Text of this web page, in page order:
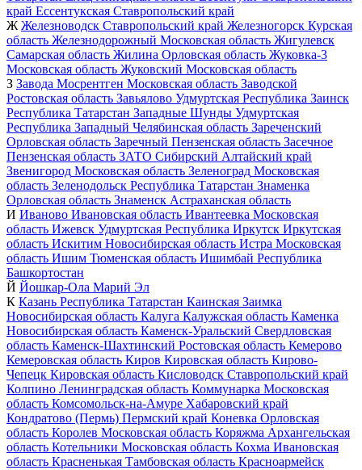
край Ессентукская Ставропольский край
Ж Железноводск Ставропольский край Железногорск Курская
область Железнодорожный Московская область Жигулевск
Самарская область Жилина Орловская область Жуковка-3
Московская область Жуковский Московская область
З Завода Мосрентген Московская область Заводской
Ростовская область Завьялово Удмуртская Республика Заинск
Республика Татарстан Западные Шунды Удмуртская
Республика Западный Челябинская область Зареченский
Орловская область Заречный Пензенская область Засечное
Пензенская область ЗАТО Сибирский Алтайский край
Звенигород Московская область Зеленоград Московская
область Зеленодольск Республика Татарстан Знаменка
Орловская область Знаменск Астраханская область
И Иваново Ивановская область Ивантеевка Московская
область Ижевск Удмуртская Республика Иркутск Иркутская
область Искитим Новосибирская область Истра Московская
область Ишим Тюменская область Ишимбай Республика
Башкортостан
Й Йошкар-Ола Марий Эл
К Казань Республика Татарстан Каинская Заимка
Новосибирская область Калуга Калужская область Каменка
Новосибирская область Каменск-Уральский Свердловская
область Каменск-Шахтинский Ростовская область Кемерово
Кемеровская область Киров Кировская область Кирово-
Чепецк Кировская область Кисловодск Ставропольский край
Колпино Ленинградская область Коммунарка Московская
область Комсомольск-на-Амуре Хабаровский край
Кондратово (Пермь) Пермский край Коневка Орловская
область Королев Московская область Коряжма Архангельская
область Котельники Московская область Кохма Ивановская
область Красненькая Тамбовская область Красноармейск